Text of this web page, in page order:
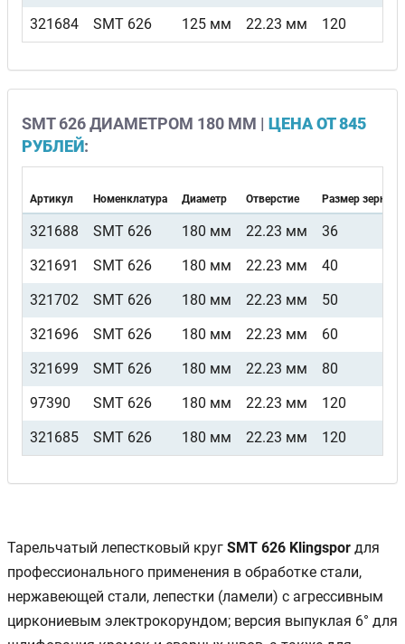
321684
SMT 626 125 мм 22.23 мм 120
SMT 626 ДИАМЕТРОМ 180 ММ | ЦЕНА ОТ 845
РУБЛЕЙ:
Артикул Номенклатура Диаметр Отверстие Размер зерна
321688 SMT 626 180 мм 22.23 мм
36
321691
SMT 626 180 мм 22.23 мм
40
321702
SMT 626 180 мм 22.23 мм
50
321696
SMT 626 180 мм 22.23 мм
60
321699
SMT 626 180 мм 22.23 мм
80
97390
SMT 626 180 мм 22.23 мм
120
321685
SMT 626 180 мм 22.23 мм 120
Тарельчатый лепестковый круг SMT 626 Klingspor для
профессионального применения в обработке стали,
нержавеющей стали, лепестки (ламели) с агрессивным
циркониевым электрокорундом; версия выпуклая 6° для